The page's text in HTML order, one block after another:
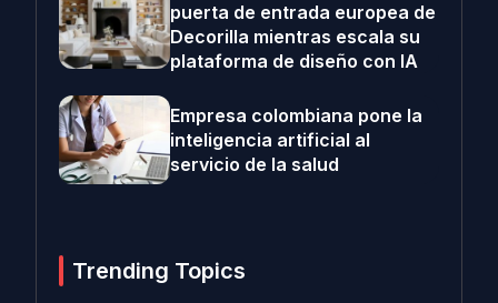
puerta de entrada europea de
Decorilla mientras escala su
plataforma de diseño con IA
Empresa colombiana pone la
inteligencia artificial al
servicio de la salud
Trending Topics